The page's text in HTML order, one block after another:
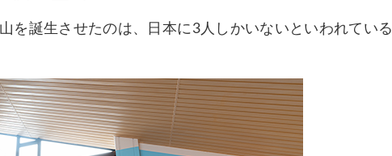
を誕生させたのは、日本に3人しかいないといわれている